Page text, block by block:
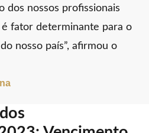
dos nossos profissionais
é fator determinante para o
nosso país”, afirmou o